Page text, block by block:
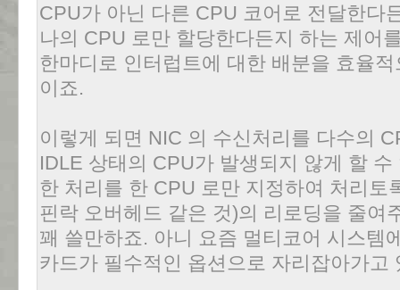
CPU가 아닌 다른 CPU 코어로 전달한다
나의 CPU 로만 할당한다든지 하는 제어
한마디로 인터럽트에 대한 배분을 효율
이죠.
이렇게 되면 NIC 의 수신처리를 다수의
IDLE 상태의 CPU가 발생되지 않게 할
한 처리를 한 CPU 로만 지정하여 처리토
핀락 오버헤드 같은 것)의 리로딩을 줄여
꽤 쓸만하죠. 아니 요즘 멀티코어 시스템
카드가 필수적인 옵션으로 자리잡아가고